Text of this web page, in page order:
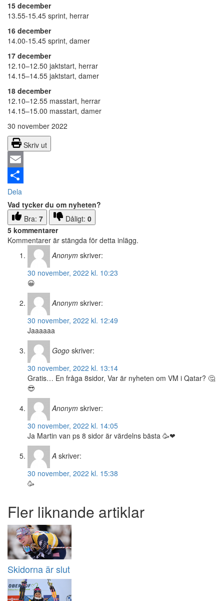
15 december
13.55-15.45 sprint, herrar
16 december
14.00-15.45 sprint, damer
17 december
12.10–12.50 jaktstart, herrar
14.15–14.55 jaktstart, damer
18 december
12.10–12.55 masstart, herrar
14.15–15.00 masstart, damer
30 november 2022
Skriv ut
Email
Dela
Vad tycker du om nyheten?
Bra: 7 Dåligt: 0
5 kommentarer
Kommentarer är stängda för detta inlägg.
Anonym skriver:
30 november, 2022 kl. 10:23
😀
Anonym skriver:
30 november, 2022 kl. 12:49
Jaaaaaa
Gogo skriver:
30 november, 2022 kl. 13:14
Gratis… En fråga 8sidor, Var är nyheten om VM i Qatar? 🤔
😎
Anonym skriver:
30 november, 2022 kl. 14:05
Ja Martin van ps 8 sidor är värdelns bästa 🥳❤
A skriver:
30 november, 2022 kl. 15:38
🥳
Fler liknande artiklar
Skidorna är slut